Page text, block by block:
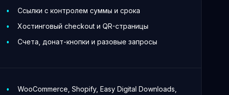
Ссылки с контролем суммы и срока
Хостинговый checkout и QR-страницы
Счета, донат-кнопки и разовые запросы
WooCommerce, Shopify, Easy Digital Downloads,